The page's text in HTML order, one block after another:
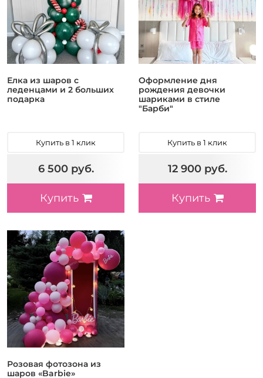
Елка из шаров с
леденцами и 2 больших
подарка
Купить в 1 клик
6 500 руб.
Купить
Оформление дня
рождения девочки
шариками в стиле
"Барби"
Купить в 1 клик
12 900 руб.
Купить
Розовая фотозона из
шаров «Barbie»